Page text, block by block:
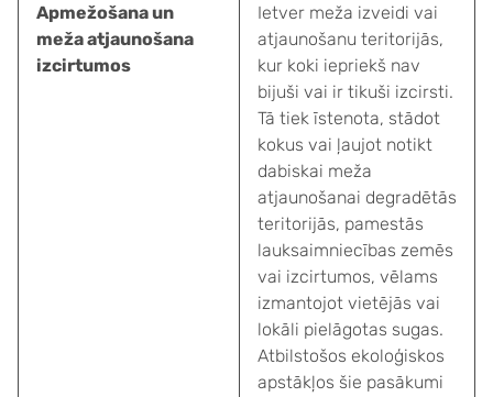
Apmežošana un
meža atjaunošana
izcirtumos
Ietver meža izveidi vai
atjaunošanu teritorijās,
kur koki iepriekš nav
bijuši vai ir tikuši izcirsti.
Tā tiek īstenota, stādot
kokus vai ļaujot notikt
dabiskai meža
atjaunošanai degradētās
teritorijās, pamestās
lauksaimniecības zemēs
vai izcirtumos, vēlams
izmantojot vietējās vai
lokāli pielāgotas sugas.
Atbilstošos ekoloģiskos
apstākļos šie pasākumi